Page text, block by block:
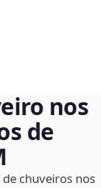
nos
de
chuveiros nos